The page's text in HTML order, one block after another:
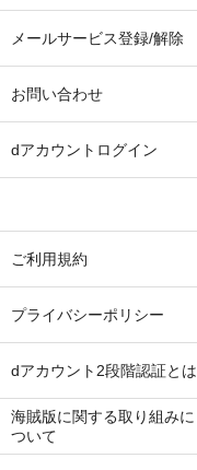
メールサービス登録/解除
お問い合わせ
dアカウントログイン
ご利用規約
プライバシーポリシー
dアカウント2段階認証とは
海賊版に関する取り組みに
ついて